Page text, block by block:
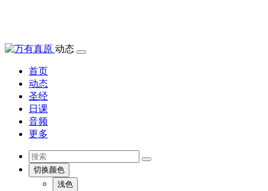
动态
首页
动态
圣经
日课
音频
更多
切换颜色
浅色